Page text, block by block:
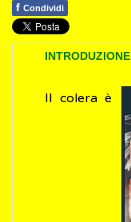
f Condividi
INTRODUZIONE
Il colera è